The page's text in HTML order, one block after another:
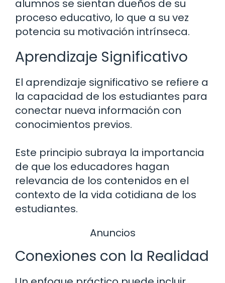
alumnos se sientan dueños de su
proceso educativo, lo que a su vez
potencia su motivación intrínseca.
Aprendizaje Significativo
El aprendizaje significativo se refiere a
la capacidad de los estudiantes para
conectar nueva información con
conocimientos previos.
Este principio subraya la importancia
de que los educadores hagan
relevancia de los contenidos en el
contexto de la vida cotidiana de los
estudiantes.
Anuncios
Conexiones con la Realidad